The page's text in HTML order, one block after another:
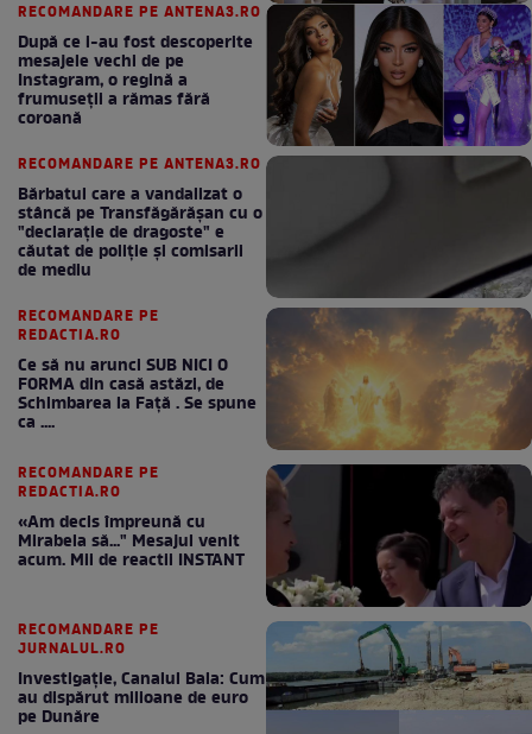
RECOMANDARE PE ANTENA3.RO
După ce i-au fost descoperite
mesajele vechi de pe
Instagram, o regină a
frumuseții a rămas fără
coroană
RECOMANDARE PE ANTENA3.RO
Bărbatul care a vandalizat o
stâncă pe Transfăgărășan cu o
"declaraţie de dragoste" e
căutat de poliție și comisarii
de mediu
RECOMANDARE PE
REDACTIA.RO
Ce să nu arunci SUB NICI O
FORMA din casă astăzi, de
Schimbarea la Față . Se spune
ca ....
RECOMANDARE PE
REDACTIA.RO
«Am decis împreună cu
Mirabela să..." Mesajul venit
acum. Mii de reactii INSTANT
RECOMANDARE PE
JURNALUL.RO
Investigație, Canalul Bala: Cum
au dispărut milioane de euro
pe Dunăre